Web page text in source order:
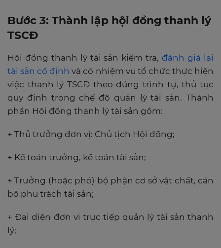
Bước 3: Thành lập hội đồng thanh lý
TSCĐ
Hội đồng thanh lý tài sản kiểm tra,đánh giá lại
tài sản cố định và có nhiệm vụ tổ chức thực hiện
việc thanh lý TSCĐ theo đúng trình tự, thủ tục
quy định trong chế độ quản lý tài sản. Thành
phần Hội đồng thanh lý tài sản gồm:
+ Thủ trưởng đơn vị: Chủ tịch Hội đồng;
+ Kế toán trưởng, kế toán tài sản;
+ Trưởng (hoặc phó) bộ phận cơ sở vật chất, cán
bộ phụ trách tài sản;
+ Đại diện đơn vị trực tiếp quản lý tài sản thanh
lý;